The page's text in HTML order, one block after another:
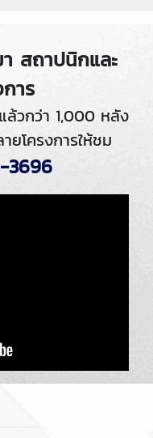
สถาปนิกและ
าร
วกว่า 1,000 หลัง
โครงการให้ชม
3696